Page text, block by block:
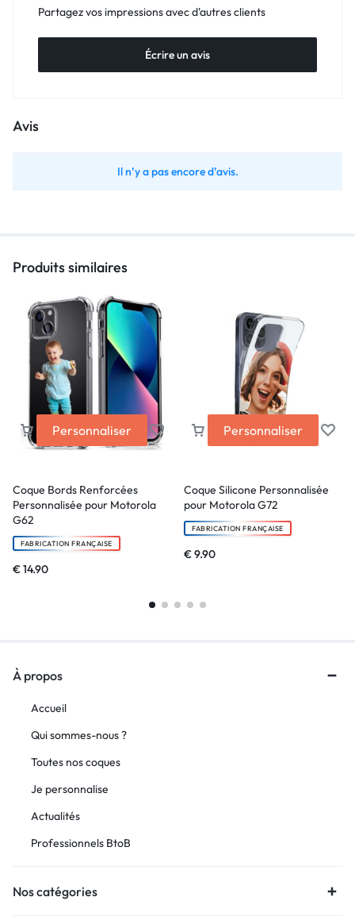
Partagez vos impressions avec d'autres clients
Écrire un avis
Avis
Il n’y a pas encore d’avis.
Produits similaires
Personnaliser
Coque Bords Renforcées
Personnalisée pour Motorola
G62
FABRICATION FRANÇAISE
€14.90
Personnaliser
Coque Silicone Personnalisée
pour Motorola G72
FABRICATION FRANÇAISE
€9.90
À propos
Accueil
Qui sommes-nous ?
Toutes nos coques
Je personnalise
Actualités
Professionnels BtoB
Nos catégories